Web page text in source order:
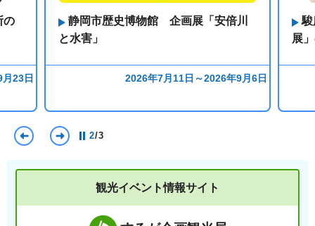
前のスライドを表示
2/3
の
23日
静岡市歴史博物館 企画展「安倍川
と水害」
2026年7月11日～2026年9月6日
駿
展
観光イベント情報サイト